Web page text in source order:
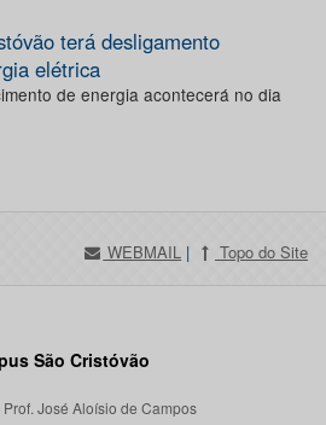
terá desligamento
elétrica
de energia acontecerá no dia
WEBMAIL | Topo do Site
São Cristóvão
José Aloísio de Campos